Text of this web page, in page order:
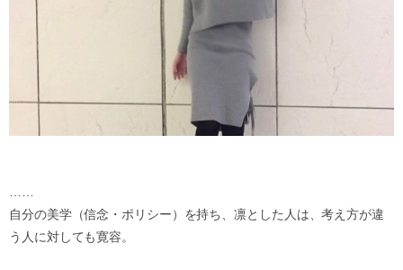
自分の美学（信念・ポリシー）を持ち、凛とした人は、考え方が違
う人に対しても寛容。